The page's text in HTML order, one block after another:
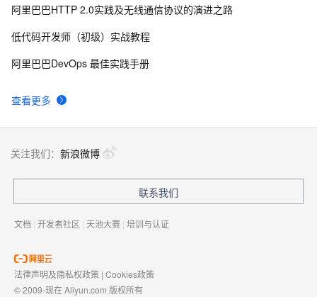
查看更多
阿里巴巴HTTP 2.0实践及无线通信协议的演进之路
低代码开发师（初级）实战教程
阿里巴巴DevOps 最佳实践手册
关注我们： 新浪微博
联系我们
文档 | 开发者社区 | 天池大赛 | 培训与认证
法律声明及隐私权政策 | Cookies政策
© 2009-现在 Aliyun.com 版权所有